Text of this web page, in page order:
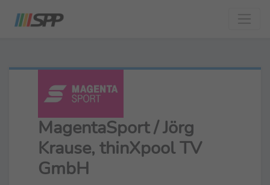
MagentaSport / Jörg
Krause, thinXpool TV
GmbH